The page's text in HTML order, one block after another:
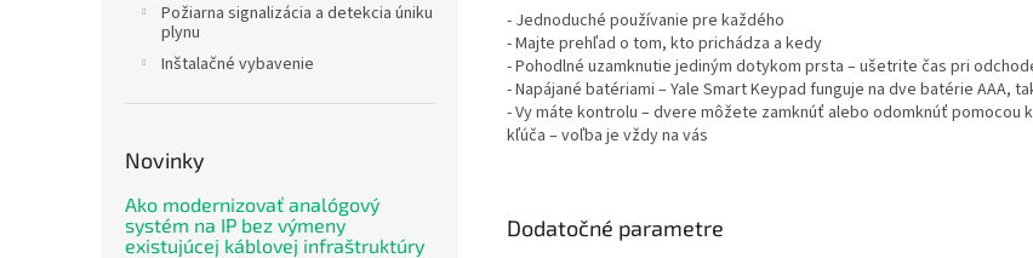
Požiarna signalizácia a detekcia úniku
plynu
Inštalačné vybavenie
Novinky
Ako modernizovať analógový
systém na IP bez výmeny
existujúcej káblovej infraštruktúry
- Jednoduché používanie pre každého
- Majte prehľad o tom, kto prichádza a kedy
- Pohodlné uzamknutie jediným dotykom prsta – ušetrite čas pri
- Napájané batériami – Yale Smart Keypad funguje na dve batérie AAA,
- Vy máte kontrolu – dvere môžete zamknúť alebo odomknúť pomocou
kľúča – voľba je vždy na vás
Dodatočné parametre